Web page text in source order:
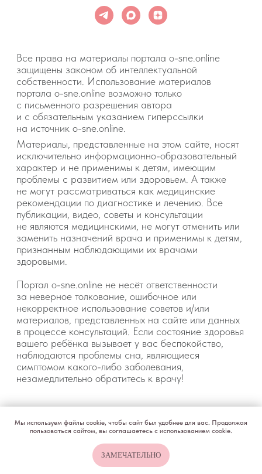
вашего ребёнка вызывает у вас беспокойство,
наблюдаются проблемы сна, являющиеся
симптомом какого-либо заболевания,
© 2015—2026 О СНЕ. ОНЛАЙН —
информационный портал о детском
и семейном сне
Мы используем файлы cookie, чтобы сайт был удобнее для вас. Продолжая
пользоваться сайтом, вы соглашаетесь с использованием cookie.
ЗАМЕЧАТЕЛЬНО